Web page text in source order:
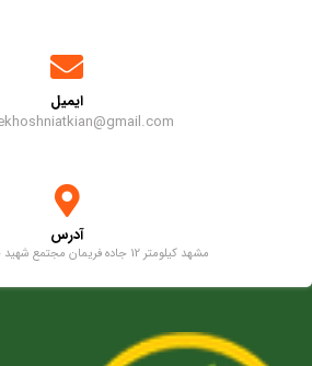
ایمیل
آدرس
مشهد کیلومتر 12 جاده فریمان مجتمع شهید خبیری پلاک B7